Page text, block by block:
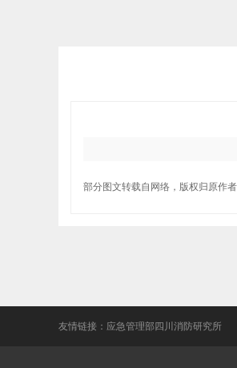
部分图文转载自网络，版权归原作
友情链接： 应急管理部四川消防研究所